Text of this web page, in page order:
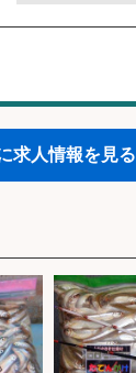
求人情報を見る